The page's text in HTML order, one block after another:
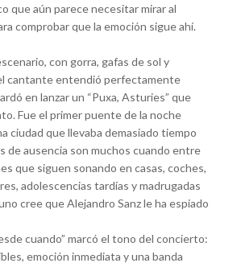
que aún parece necesitar mirar al
comprobar que la emoción sigue ahí.
con gorra, gafas de sol y
cantante entendió perfectamente
en lanzar un “Puxa, Asturies” que
Fue el primer puente de la noche
ciudad que llevaba demasiado tiempo
de ausencia son muchos cuando entre
que siguen sonando en casas, coches,
adolescencias tardías y madrugadas
cree que Alejandro Sanz le ha espiado
cuando” marcó el tono del concierto:
emoción inmediata y una banda